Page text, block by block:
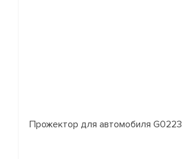
Прожектор для автомобиля G0223